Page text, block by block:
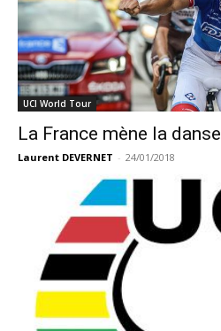
UCI World Tour
La France mène la danse
Laurent DEVERNET - 24/01/2018